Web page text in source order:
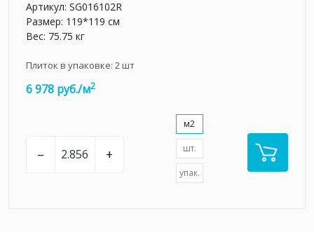
Артикул: SG016102R
Размер: 119*119 см
Вес: 75.75 кг
Плиток в упаковке: 2шт
6 978 руб./м2
– +
м2
шт.
упак.